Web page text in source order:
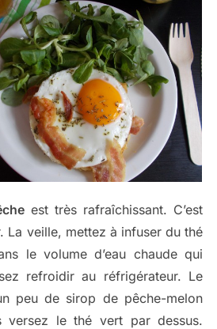
est très rafraîchissant. C’est
La veille, mettez à infuser du thé
le volume d’eau chaude qui
refroidir au réfrigérateur. Le
peu de sirop de pêche-melon
versez le thé vert par dessus.